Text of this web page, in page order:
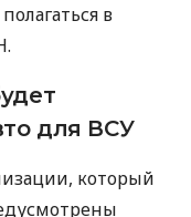
в
для ВСУ
который